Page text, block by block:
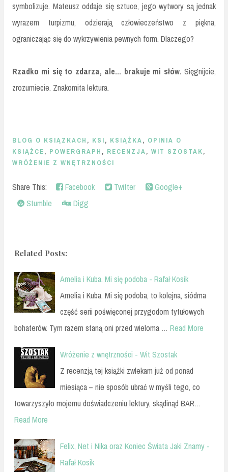
symbolizuje. Mateusz oddaje się sztuce, jego wytwory są jednak
wyrazem turpizmu, odzierają człowieczeństwo z piękna,
ograniczając się do wykrzywienia pewnych form. Dlaczego?
Rzadko mi się to zdarza, ale… brakuje mi słów. Sięgnijcie,
zrozumiecie. Znakomita lektura.
BLOG O KSIĄZKACH , KSI, KSIĄŻKA, OPINIA O
KSIĄŻCE, POWERGRAPH , RECENZJA, WIT SZOSTAK,
WRÓŻENIE Z WNĘTRZNOŚCI
Share This: Facebook Twitter
Google+
Stumble
Digg
Related Posts:
Amelia i Kuba. Mi się podoba - Rafał Kosik
Amelia i Kuba. Mi się podoba, to kolejna, siódma
część serii poświęconej przygodom tytułowych
bohaterów. Tym razem staną oni przed wieloma … Read More
Wróżenie z wnętrzności - Wit Szostak
Z recenzją tej książki zwlekam już od ponad
miesiąca – nie sposób ubrać w myśli tego, co
towarzyszyło mojemu doświadczeniu lektury, skądinąd BAR…
Read More
Felix, Net i Nika oraz Koniec Świata Jaki Znamy -
Rafał Kosik